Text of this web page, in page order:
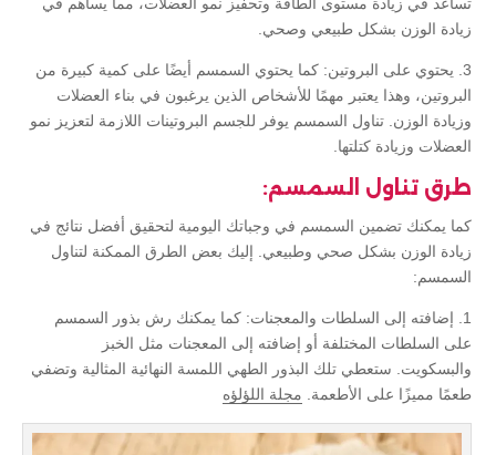
زيادة الوزن بشكل طبيعي وصحي.
3. يحتوي على البروتين: كما يحتوي السمسم أيضًا على كمية كبيرة من
البروتين، وهذا يعتبر مهمًا للأشخاص الذين يرغبون في بناء العضلات
وزيادة الوزن. تناول السمسم يوفر للجسم البروتينات اللازمة لتعزيز نمو
العضلات وزيادة كتلتها.
طرق تناول السمسم:
كما يمكنك تضمين السمسم في وجباتك اليومية لتحقيق أفضل نتائج في
زيادة الوزن بشكل صحي وطبيعي. إليك بعض الطرق الممكنة لتناول
السمسم:
1. إضافته إلى السلطات والمعجنات: كما يمكنك رش بذور السمسم
على السلطات المختلفة أو إضافته إلى المعجنات مثل الخبز
والبسكويت. ستعطي تلك البذور الطهي اللمسة النهائية المثالية وتضفي
طعمًا مميزًا على الأطعمة. مجلة اللؤلؤه